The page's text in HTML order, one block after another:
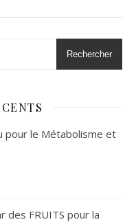
Rechercher
pour le Métabolisme et
des FRUITS pour la